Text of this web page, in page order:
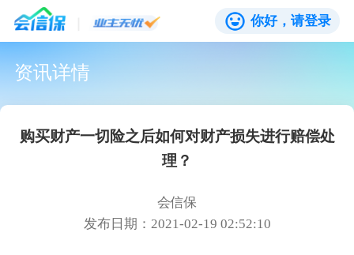
你好，请登录
资讯详情
购买财产一切险‍之后如何对财产损失进行赔偿处
理？
会信保
发布日期：2021-02-19 02:52:10